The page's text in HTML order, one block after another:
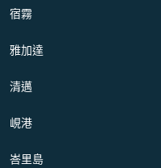
宿霧
雅加達
清邁
峴港
峇里島